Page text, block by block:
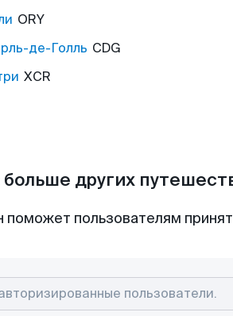
ORY
де-Голль CDG
XCR
других
пользователям